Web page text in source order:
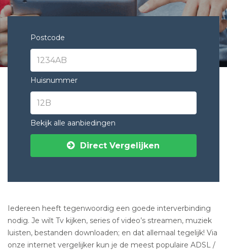
Postcode
Huisnummer
Bekijk alle aanbiedingen
Direct Vergelijken
Iedereen heeft tegenwoordig een goede interverbinding
nodig. Je wilt Tv kijken, series of video’s streamen, muziek
luisten, bestanden downloaden; en dat allemaal tegelijk! Via
onze internet vergelijker kun je de meest populaire ADSL /